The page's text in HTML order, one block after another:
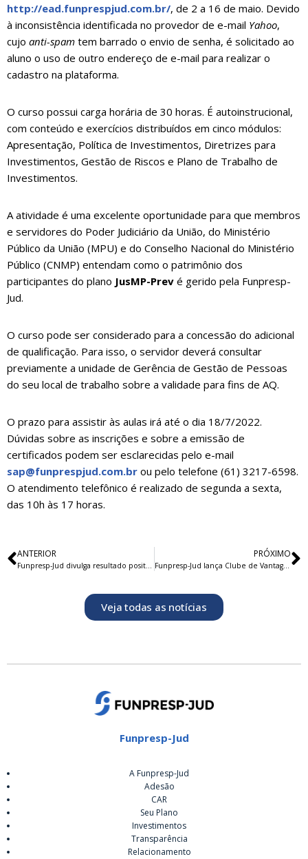
http://ead.funprespjud.com.br/, de 2 a 16 de maio. Devido
à inconsistência identificada no provedor de e-mail Yahoo,
cujo anti-spam tem barrado o envio de senha, é solicitado ao
aluno o uso de outro endereço de e-mail para realizar o
cadastro na plataforma.
O curso possui carga horária de 30 horas. É autoinstrucional,
com conteúdo e exercícios distribuídos em cinco módulos:
Apresentação, Política de Investimentos, Diretrizes para
Investimentos, Gestão de Riscos e Plano de Trabalho de
Investimentos.
A atividade é uma excelente oportunidade para que membros
e servidores do Poder Judiciário da União, do Ministério
Público da União (MPU) e do Conselho Nacional do Ministério
Público (CNMP) entendam como o patrimônio dos
participantes do plano JusMP-Prev é gerido pela Funpresp-
Jud.
O curso pode ser considerado para a concessão do adicional
de qualificação. Para isso, o servidor deverá consultar
previamente a unidade de Gerência de Gestão de Pessoas
do seu local de trabalho sobre a validade para fins de AQ.
O prazo para assistir às aulas irá até o dia 18/7/2022.
Dúvidas sobre as inscrições e sobre a emissão de
certificados podem ser esclarecidas pelo e-mail
sap@funprespjud.com.br ou pelo telefone (61) 3217-6598.
O atendimento telefônico é realizado de segunda a sexta,
das 10h às 17 horas.
ANTERIOR
Funpresp-Jud divulga resultado positivo de março e faz balanço do trimestre
PRÓXIMO
Funpresp-Jud lança Clube de Vantagens com cashback previdenciário para participantes e assistidos
Veja todas as notícias
Funpresp-Jud
A Funpresp-Jud
Adesão
CAR
Seu Plano
Investimentos
Transparência
Relacionamento